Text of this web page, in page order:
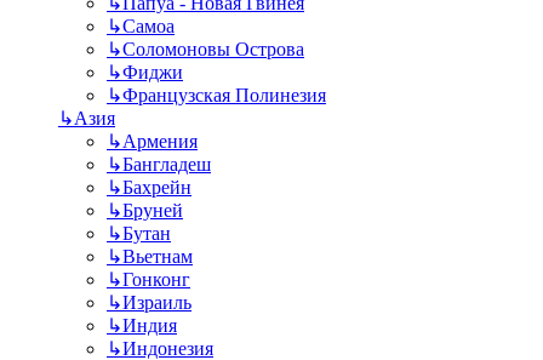
↳Самоа
↳Соломоновы Острова
↳Фиджи
↳Французская Полинезия
↳Азия
↳Армения
↳Бангладеш
↳Бахрейн
↳Бруней
↳Бутан
↳Вьетнам
↳Гонконг
↳Израиль
↳Индия
↳Индонезия